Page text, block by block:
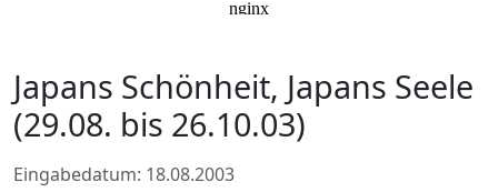
Japans Schönheit, Japans Seele
(29.08. bis 26.10.03)
Eingabedatum: 18.08.2003